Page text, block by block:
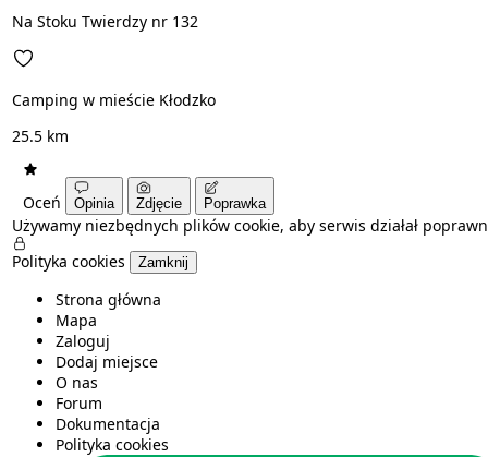
Na Stoku Twierdzy nr 132
Camping w mieście Kłodzko
25.5 km
Oceń Opinia Zdjęcie Poprawka
Używamy niezbędnych plików cookie, aby serwis działał
Polityka cookies
Zamknij
Strona główna
Mapa
Zaloguj
Dodaj miejsce
O nas
Forum
Dokumentacja
Polityka cookies